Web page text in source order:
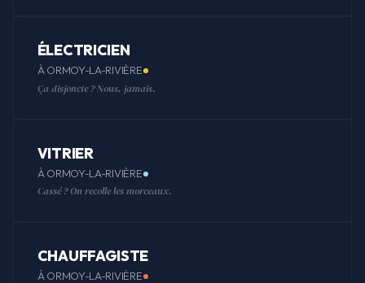
ÉLECTRICIEN
À ORMOY-LA-RIVIÈRE
Ça disjoncte ? Nous, jamais.
VITRIER
À ORMOY-LA-RIVIÈRE
Cassé ? On recolle les morceaux.
CHAUFFAGISTE
À ORMOY-LA-RIVIÈRE